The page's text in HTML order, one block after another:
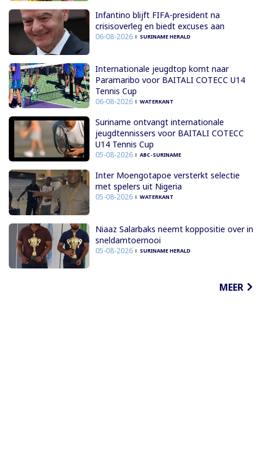
Infantino blijft FIFA-president na
crisisoverleg en biedt excuses aan
06-08-2026 SURINAME HERALD
Internationale jeugdtop komt naar
Paramaribo voor BAITALI COTECC U14
Tennis Cup
06-08-2026 WATERKANT
Suriname ontvangt internationale
jeugdtennissers voor BAITALI COTECC
U14 Tennis Cup
05-08-2026 ABC-SURINAME
Inter Moengotapoe versterkt selectie
met spelers uit Nigeria
05-08-2026 WATERKANT
Niaaz Salarbaks neemt koppositie over in
sneldamtoernooi
05-08-2026 SURINAME HERALD
MEER